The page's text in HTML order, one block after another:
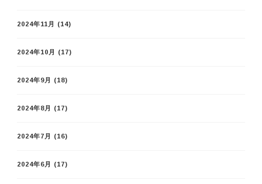
2024年11月 (14)
2024年10月 (17)
2024年9月 (18)
2024年8月 (17)
2024年7月 (16)
2024年6月 (17)